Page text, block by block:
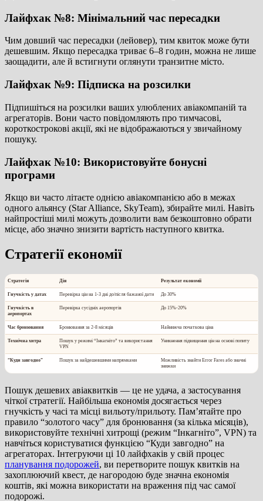
Лайфхак №8: Мінімальний час пересадки
Чим довший час пересадки (лейовер), тим квиток може бути
дешевшим. Якщо пересадка триває 6–8 годин, можна не лише
заощадити, але й встигнути оглянути транзитне місто.
Лайфхак №9: Підписка на розсилки
Підпишіться на розсилки ваших улюблених авіакомпаній та
агрегаторів. Вони часто повідомляють про тимчасові,
короткострокові акції, які не відображаються у звичайному
пошуку.
Лайфхак №10: Використовуйте бонусні
програми
Якщо ви часто літаєте однією авіакомпанією або в межах
одного альянсу (Star Alliance, SkyTeam), збирайте милі. Навіть
найпростіші милі можуть дозволити вам безкоштовно обрати
місце, або значно знизити вартість наступного квитка.
Стратегії економії
Стратегія Дія Результат економії
Гнучкість у датах Перевірка цін на 1-3 дні до/після бажаної дати До 30%
Гнучкість в
аеропортах
Перевірка сусідніх аеропортів До 15%-20%
Час бронювання Бронювання за 2-8 місяців Найнижча початкова ціна
Технічна хитра
Пошук у режимі “Інкагніто” та використання
VPN
Уникнення підвищення цін на основі попиту
“Куди завгодно” Пошук за найдешевшими напрямками
Можливість знайти Error Fares або значні
знижки
Пошук дешевих авіаквитків — це не удача, а застосування
чіткої стратегії. Найбільша економія досягається через
гнучкість у часі та місці вильоту/прильоту. Пам’ятайте про
правило “золотого часу” для бронювання (за кілька місяців),
використовуйте технічні хитрощі (режим “Інкагніто”, VPN) та
навчіться користуватися функцією “Куди завгодно” на
агрегаторах. Інтегруючи ці 10 лайфхаків у свій процес
планування подорожей, ви перетворите пошук квитків на
захоплюючий квест, де нагородою буде значна економія
коштів, які можна використати на враження під час самої
подорожі.